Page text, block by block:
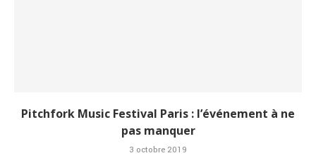
Pitchfork Music Festival Paris : l’événement à ne
pas manquer
3 octobre 2019